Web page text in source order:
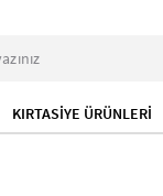
KIRTASİYE ÜRÜNLERİ